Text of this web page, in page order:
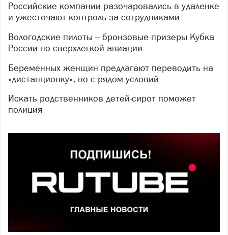
Российские компании разочаровались в удаленке
и ужесточают контроль за сотрудниками
Вологодские пилоты – бронзовые призеры Кубка
России по сверхлегкой авиации
Беременных женщин предлагают переводить на
«дистанционку», но с рядом условий
Искать родственников детей-сирот поможет
полиция